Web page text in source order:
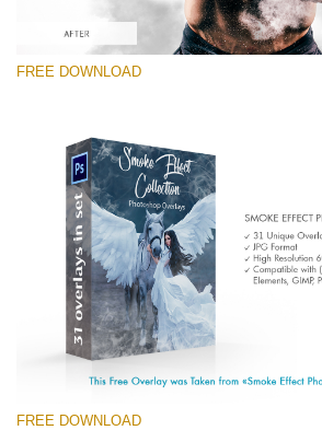
Large 6000*4000px
Large 6000*4000px
Entire Collection
(1783 Overlays)
Large 6000*4000px
Скачать Бесплатно
FREE DOWNLOAD
FREE DOWNLOAD